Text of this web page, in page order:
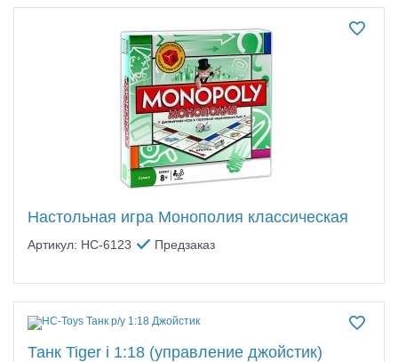
Настольная игра Монополия классическая
Артикул: HC-6123 Предзаказ
Танк Tiger i 1:18 (управление джойстик)